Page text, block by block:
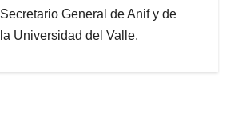
Secretario General de Anif y de
la Universidad del Valle.